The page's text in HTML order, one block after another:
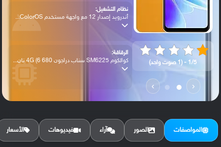
1/5 - (1 صوت واحد)
‹
›
نظام التشغيل:
أندرويد إصدار 12 مع واجهة مستخدم ColorOS...
الرقاقة:
كوالكوم SM6225 سناب دراجون 680 4G (6 نان...
الرام / التخزين:
المواصفات الصور آراء فيديوهات الأسعار